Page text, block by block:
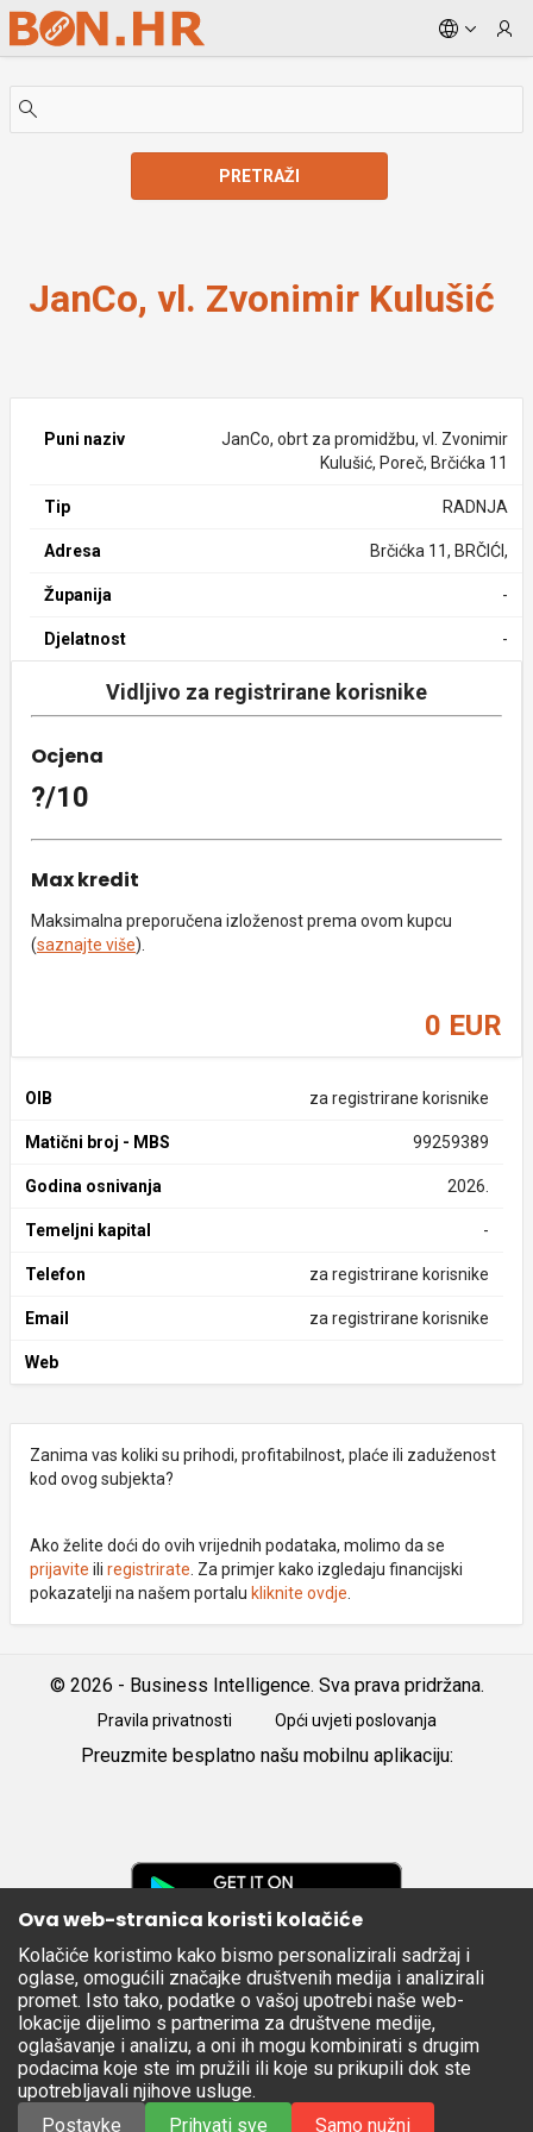
Skip to Main Content
PRETRAŽI
JanCo, vl. Zvonimir Kulušić
Puni naziv
JanCo, obrt za promidžbu, vl. Zvonimir
Kulušić, Poreč, Brčićka 11
Tip RADNJA
Adresa Brčićka 11, BRČIĆI,
Županija -
Djelatnost -
Vidljivo za registrirane korisnike
Ocjena
?/10
Max kredit
Maksimalna preporučena izloženost prema ovom kupcu
(saznajte više).
0 EUR
OIB za registrirane korisnike
Matični broj - MBS 99259389
Godina osnivanja 2026.
Temeljni kapital -
Telefon za registrirane korisnike
Email za registrirane korisnike
Web
Zanima vas koliki su prihodi, profitabilnost, plaće ili zaduženost
kod ovog subjekta?
Ako želite doći do ovih vrijednih podataka, molimo da se
prijavite ili registrirate . Za primjer kako izgledaju financijski
pokazatelji na našem portalu kliknite ovdje
© 2026 - Business Intelligence. Sva prava pridržana.
Pravila privatnosti Opći uvjeti poslovanja
Preuzmite besplatno našu mobilnu aplikaciju:
Apple
Store
Ova web-stranica koristi kolačiće
Kolačiće koristimo kako bismo personalizirali sadržaj i
oglase, omogućili značajke društvenih medija i analizirali
promet. Isto tako, podatke o vašoj upotrebi naše web-
lokacije dijelimo s partnerima za društvene medije,
oglašavanje i analizu, a oni ih mogu kombinirati s drugim
podacima koje ste im pružili ili koje su prikupili dok ste
upotrebljavali njihove usluge.
Postavke
Prihvati sve Samo nužni